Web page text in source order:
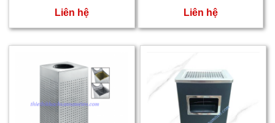
Sơn Đen
Liên hệ
Liên hệ